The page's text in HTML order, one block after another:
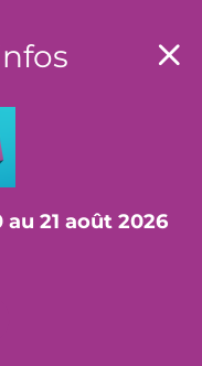
au 21 août 2026